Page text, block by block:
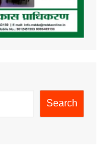
Search